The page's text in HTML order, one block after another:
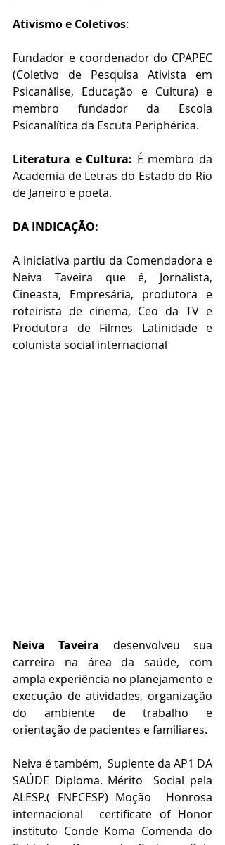
Ativismo e Coletivos:
Fundador e coordenador do CPAPEC
(Coletivo de Pesquisa Ativista em
Psicanálise, Educação e Cultura) e
membro fundador da Escola
Psicanalítica da Escuta Periphérica.
Literatura e Cultura: É membro da
Academia de Letras do Estado do Rio
de Janeiro e poeta.
DA INDICAÇÃO:
A iniciativa partiu da Comendadora e
Neiva Taveira que é, Jornalista,
Cineasta, Empresária, produtora e
roteirista de cinema, Ceo da TV e
Produtora de Filmes Latinidade e
colunista social internacional
Neiva Taveira desenvolveu sua
carreira na área da saúde, com
ampla experiência no planejamento e
execução de atividades, organização
do ambiente de trabalho e
orientação de pacientes e familiares.
Neiva é também, Suplente da AP1 DA
SAÚDE Diploma. Mérito  Social pela
ALESP.( FNECESP) Moção  Honrosa
internacional  certificate of Honor
instituto Conde Koma Comenda do